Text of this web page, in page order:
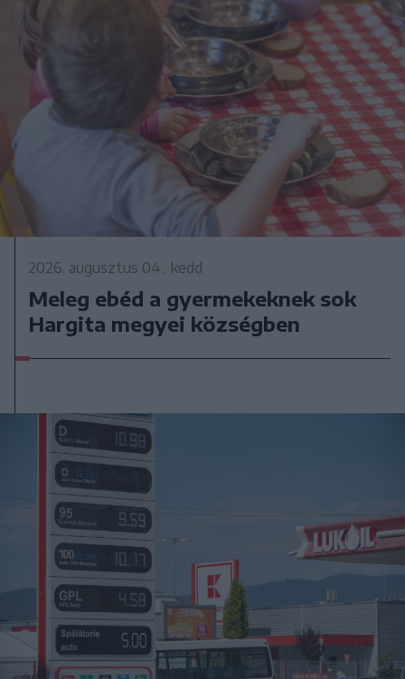
2026. augusztus 04., kedd
Meleg ebéd a gyermekeknek sok
Hargita megyei községben